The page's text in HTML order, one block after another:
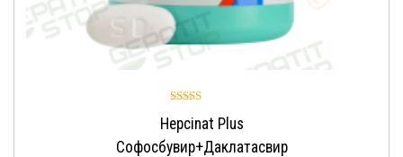
5.00
из 5
Hepcinat Plus
Софосбувир+Даклатасвир